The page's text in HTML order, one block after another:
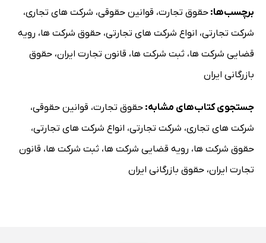
بند اول: تعریف
بند دوم: انواع شرکت تعاونی
بند سوم: سرمایه در شرکت‌های تعاونی
بند چهارم: سهام
بند ششم: تشکیل شرکت تعاونی
بند هفتم: مجمع عمومی در شرکت تعاونی
بند هشتم: معافیت مالیاتی
برچسب‌ها: حقوق تجارت، قوانین حقوقی، شرکت های تجاری،
شرکت تجارتی، انواع شرکت های تجارتی، حقوق شرکت ها، رویه
قضایی شرکت ها، ثبت شرکت ها، قانون تجارت ایران، حقوق
بازرگانی ایران
جستجوی کتاب‌های مشابه: حقوق تجارت، قوانین حقوقی،
شرکت های تجاری، شرکت تجارتی، انواع شرکت های تجارتی،
حقوق شرکت ها، رویه قضایی شرکت ها، ثبت شرکت ها، قانون
تجارت ایران، حقوق بازرگانی ایران